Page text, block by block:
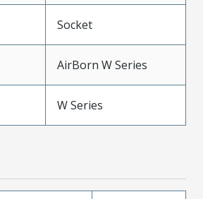
Socket
AirBorn W Series
W Series